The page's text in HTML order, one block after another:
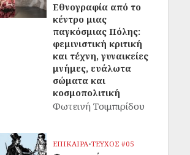
Εθνογραφία από το
κέντρο μιας
παγκόσμιας Πόλης:
φεμινιστική κριτική
και τέχνη, γυναικείες
μνήμες, ευάλωτα
σώματα και
κοσμοπολιτική
Φωτεινή Τσιμπιρίδου
ΕΠΙΚΑΙΡΑ•ΤΕΥΧΟΣ #05